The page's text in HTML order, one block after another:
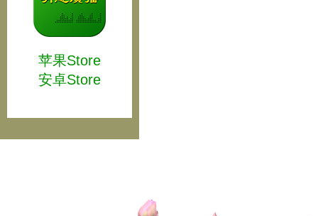
苹果Store
安卓Store